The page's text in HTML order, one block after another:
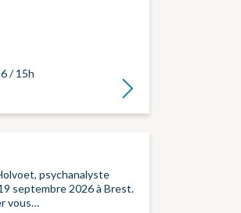
/ 15h
Lire la suite
psychanalyste
septembre 2026 à Brest.
vous…